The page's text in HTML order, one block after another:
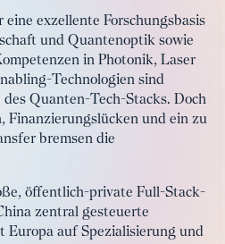
exzellente Forschungsbasis
und Quantenoptik sowie
in Photonik, Laser
Technologien sind
Quanten-Tech-Stacks. Doch
und ein zu
bremsen die
öffentlich-private Full-Stack-
zentral gesteuerte
Europa auf Spezialisierung und